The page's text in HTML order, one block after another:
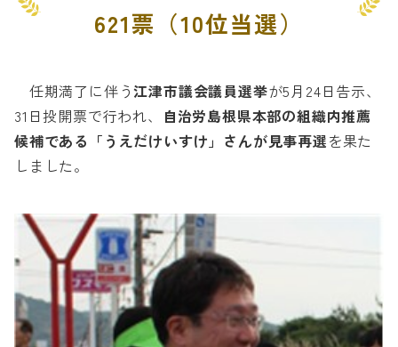
621票（10位当選）
任期満了に伴う江津市議会議員選挙が5月24日告示、
31日投開票で行われ、
自治労島根県本部の組織内推薦
候補である「うえだけいすけ」さんが見事再選を果た
しました。